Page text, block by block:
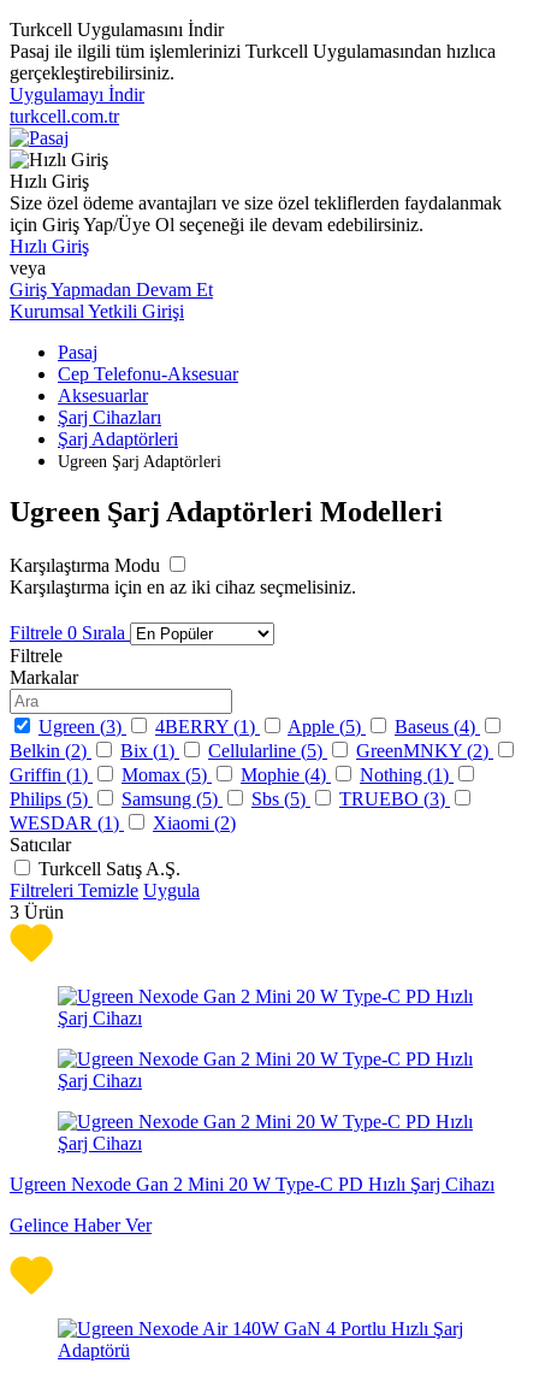
Turkcell Uygulamasını İndir
Pasaj ile ilgili tüm işlemlerinizi Turkcell Uygulamasından hızlıca
gerçekleştirebilirsiniz.
Uygulamayı İndir
turkcell.com.tr
Hızlı Giriş
Size özel ödeme avantajları ve size özel tekliflerden faydalanmak
için Giriş Yap/Üye Ol seçeneği ile devam edebilirsiniz.
Hızlı Giriş
veya
Giriş Yapmadan Devam Et
Kurumsal Yetkili Girişi
Pasaj
Cep Telefonu-Aksesuar
Aksesuarlar
Şarj Cihazları
Şarj Adaptörleri
Ugreen Şarj Adaptörleri
Ugreen Şarj Adaptörleri Modelleri
Karşılaştırma Modu
Karşılaştırma için en az iki cihaz seçmelisiniz.
Filtrele 0 Sırala
Filtrele
Markalar
Ugreen (3) 4BERRY (1) Apple (5) Baseus (4)
Belkin (2) Bix (1) Cellularline (5) GreenMNKY (2)
Griffin (1) Momax (5) Mophie (4) Nothing (1)
Philips (5) Samsung (5) Sbs (5) TRUEBO (3)
WESDAR (1) Xiaomi (2)
Satıcılar
Turkcell Satış A.Ş.
Filtreleri Temizle Uygula
3 Ürün
Ugreen Nexode Gan 2 Mini 20 W Type-C PD Hızlı Şarj Cihazı
Gelince Haber Ver